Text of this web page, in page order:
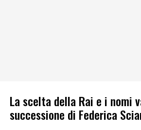
La scelta della Rai e i nomi
successione di Federica